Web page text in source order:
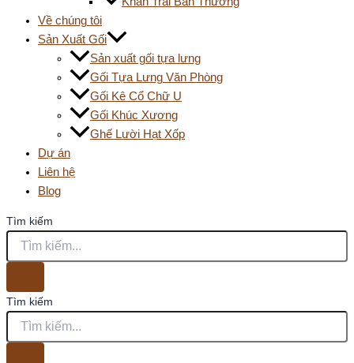
Về chúng tôi
Sản Xuất Gối
Sản xuất gối tựa lưng
Gối Tựa Lưng Văn Phòng
Gối Kê Cổ Chữ U
Gối Khúc Xương
Ghế Lười Hạt Xốp
Dự án
Liên hệ
Blog
Tìm kiếm
Tìm kiếm